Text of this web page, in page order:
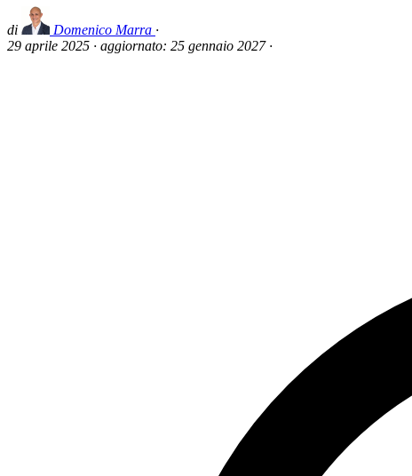
di Domenico Marra ·
29 aprile 2025 · aggiornato: 25 gennaio 2027 ·